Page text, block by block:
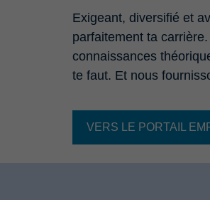
Exigeant, diversifié et
parfaitement ta
connaissances
te faut. Et nous
VERS LE PORTAIL